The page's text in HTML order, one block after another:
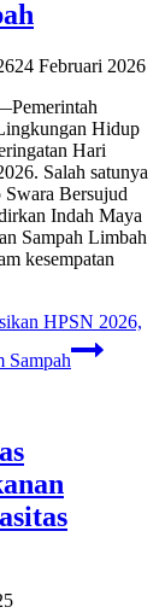
24 Februari 2026
Hidup
Hari
Salah satunya
Bersujud
Indah Maya
Sampah Limbah
kesempatan
HPSN 2026,
Sampah